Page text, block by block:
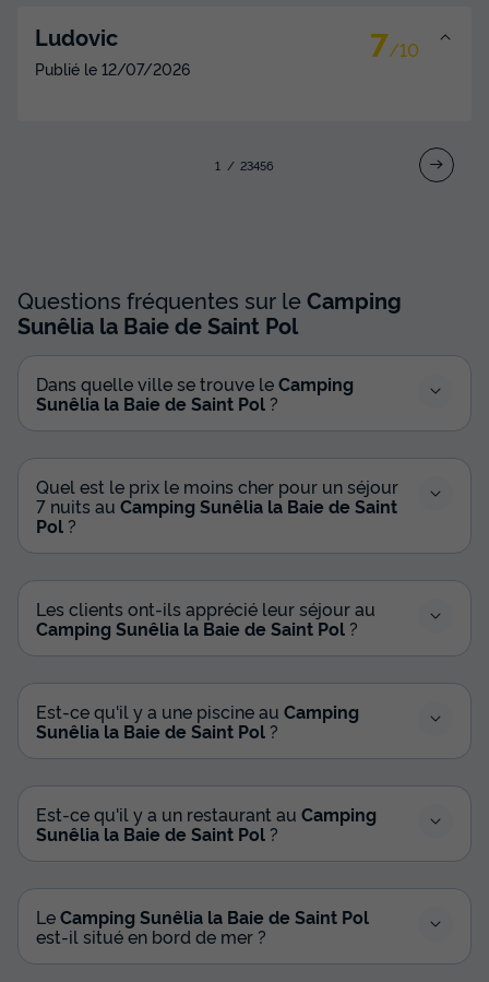
Terrasse semi-couverte
Cafetière
Congélateur
Réfrigérateur
MOBILHOME 6 personnes - Prestige Plus - 2 chambres -
472,50 €
Prix de comparaison
d'économie
Voir les disponibilités
MOBILHOME 6 personnes - Mobil home
Prestige Plus vue mer - 3 Chambres -
Surface
32m²
Adultes
6
Chambres
3 1
Lave-vaisselle
Congélateur
+ 6
MOBILHOME 6 personnes - Mobil home Prestige Plus vue
mer - 3 Chambres - 32m²
Ludovic 7/10
Publié le 12/07/2026
1 23456
Questions fréquentes sur leCamping
Sunêlia la Baie de Saint Pol
Dans quelle ville se trouve leCamping
Sunêlia la Baie de Saint Pol ?
Quel est le prix le moins cher pour un séjour
7 nuits au Camping Sunêlia la Baie de Saint
Pol ?
Les clients ont-ils apprécié leur séjour au
Camping Sunêlia la Baie de Saint Pol ?
Est-ce qu'il y a une piscine au Camping
Sunêlia la Baie de Saint Pol ?
Est-ce qu'il y a un restaurant au Camping
Sunêlia la Baie de Saint Pol ?
LeCamping Sunêlia la Baie de Saint Pol
est-il situé en bord de mer ?